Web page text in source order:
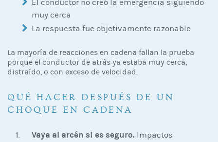
El conductor no creó la emergencia siguiendo
muy cerca
La respuesta fue objetivamente razonable
La mayoría de reacciones en cadena fallan la prueba
porque el conductor de atrás ya estaba muy cerca,
distraído, o con exceso de velocidad.
QUÉ HACER DESPUÉS DE UN
CHOQUE EN CADENA
Vaya al arcén si es seguro. Impactos